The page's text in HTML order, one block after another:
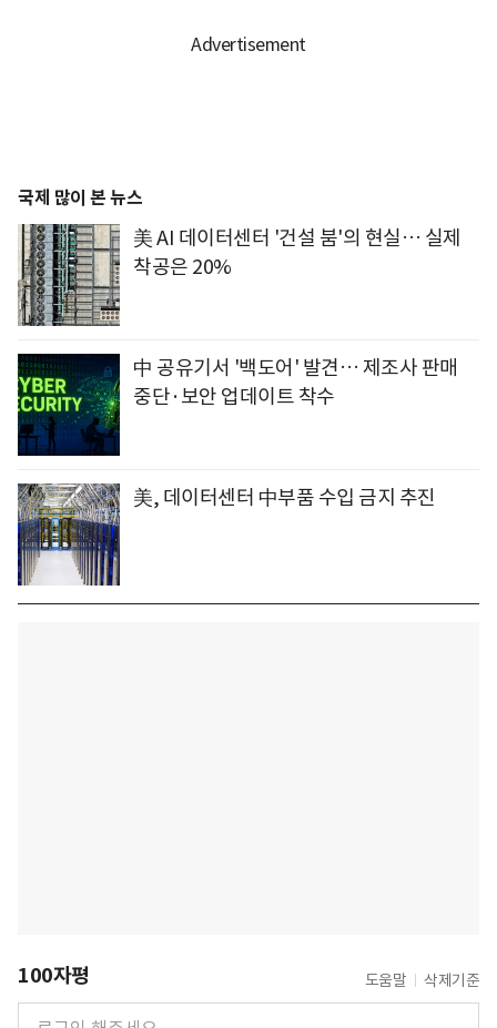
국제 많이 본 뉴스
美 AI 데이터센터 '건설 붐'의 현실… 실제
착공은 20%
中 공유기서 '백도어' 발견… 제조사 판매
중단·보안 업데이트 착수
美, 데이터센터 中부품 수입 금지 추진
100자평 도움말 삭제기준